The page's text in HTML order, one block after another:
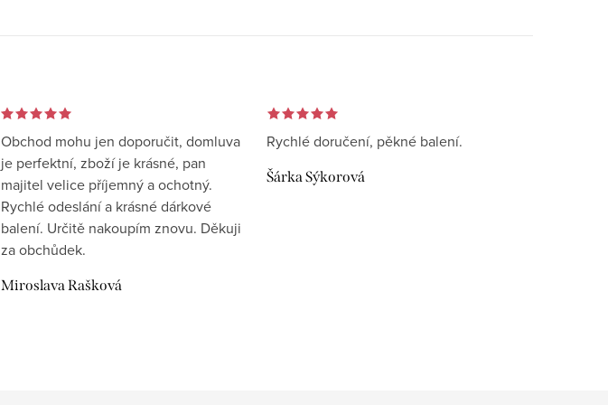
Obchod mohu jen doporučit, domluva
je perfektní, zboží je krásné, pan
majitel velice příjemný a ochotný.
Rychlé odeslání a krásné dárkové
balení. Určitě nakoupím znovu. Děkuji
za obchůdek.
Miroslava Rašková
Rychlé doručení, pěkné balení.
Šárka Sýkorová